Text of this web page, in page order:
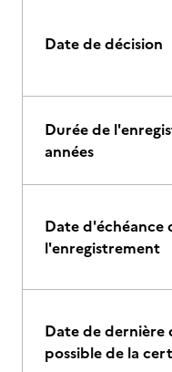
Date de décision
Durée de
années
Date d'échéance
l'enregistrement
Date de dernière
possible de la